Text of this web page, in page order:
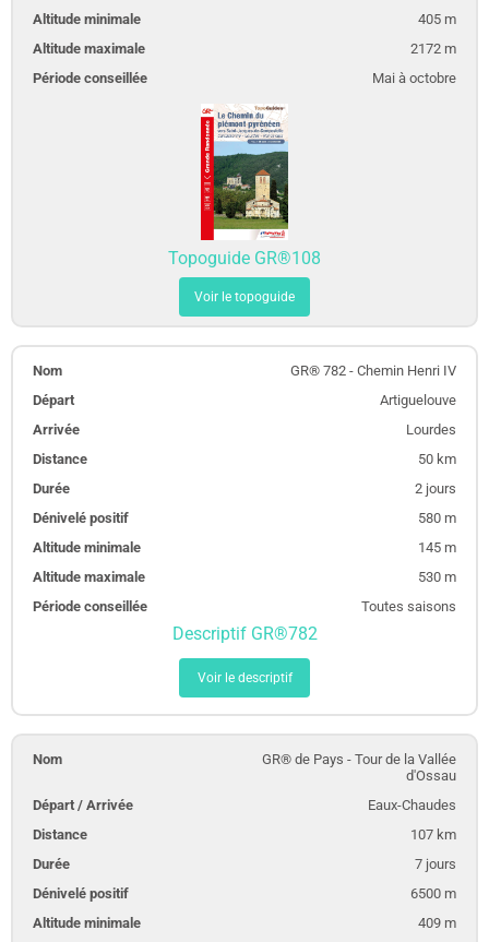
405 m
2172 m
Mai à octobre
Topoguide GR®108
Voir le topoguide
GR® 782 - Chemin Henri IV
Artiguelouve
Lourdes
50 km
2 jours
580 m
145 m
530 m
Toutes saisons
Descriptif GR®782
Voir le descriptif
GR® de Pays - Tour de la Vallée
d'Ossau
Eaux-Chaudes
107 km
7 jours
6500 m
409 m